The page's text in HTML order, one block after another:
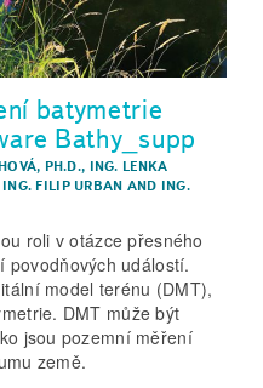
batymetrie
Bathy_supp
PH.D., ING. LENKA
ING. FILIP URBAN AND ING.
roli v otázce přesného
povodňových událostí.
model terénu (DMT),
DMT může být
jsou pozemní měření
země.